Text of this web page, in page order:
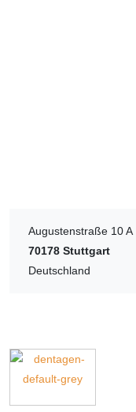
Augustenstraße 10 A
70178 Stuttgart
Deutschland